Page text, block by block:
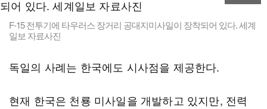
F-15 전투기에 타우러스 장거리 공대지미사일이 장착되어 있다. 세계
일보 자료사진
독일의 사례는 한국에도 시사점을 제공한다.
현재 한국은 천룡 미사일을 개발하고 있지만, 전력